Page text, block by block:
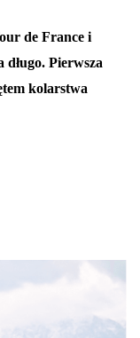
de France i
Pierwsza
kolarstwa